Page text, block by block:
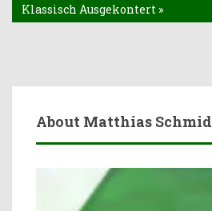
Klassisch Ausgekontert »
About Matthias Schmid